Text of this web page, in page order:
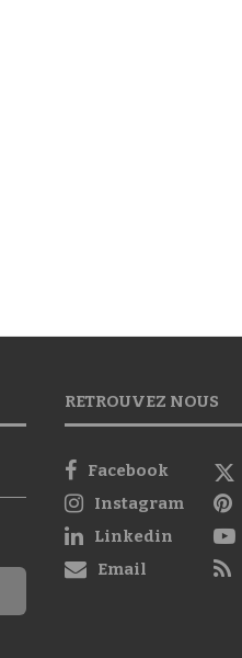
RETROUVEZ NOUS
Facebook
Instagram
Linkedin
Email